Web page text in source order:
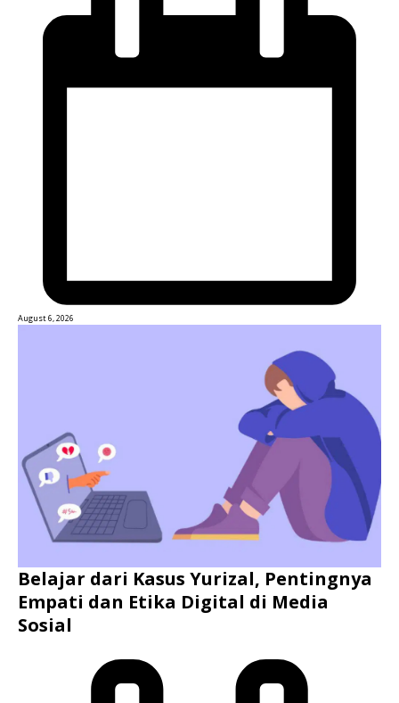
August 6, 2026
Belajar dari Kasus Yurizal, Pentingnya
Empati dan Etika Digital di Media
Sosial